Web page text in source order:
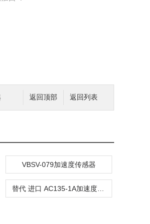
返回列表
返回顶部
VBSV-079加速度传感器